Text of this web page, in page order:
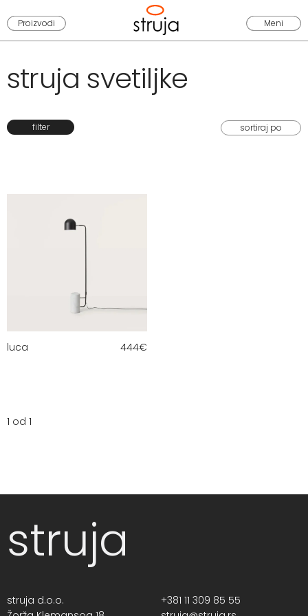
Proizvodi Meni
struja svetiljke
filter
luca 444€
1 od 1
struja
struja d.o.o.
+381 11 309 85 55